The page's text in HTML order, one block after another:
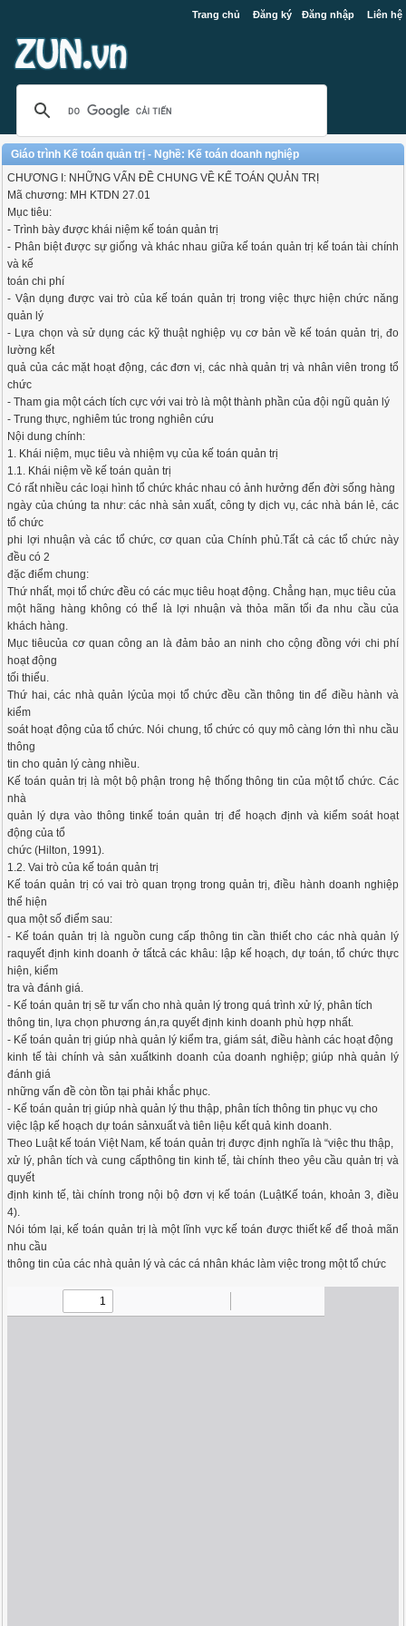
Trang chủ Đăng ký Đăng nhập Liên hệ
Giáo trình Kế toán quản trị - Nghề: Kế toán doanh nghiệp
CHƯƠNG I: NHỮNG VẤN ĐỀ CHUNG VỀ KẾ TOÁN QUẢN TRỊ
Mã chương: MH KTDN 27.01
Mục tiêu:
- Trình bày được khái niệm kế toán quản trị
- Phân biệt được sự giống và khác nhau giữa kế toán quản trị kế toán tài chính
và kế
toán chi phí
- Vận dụng được vai trò của kế toán quản trị trong việc thực hiện chức năng
quản lý
- Lựa chọn và sử dụng các kỹ thuật nghiệp vụ cơ bản về kế toán quản trị, đo
lường kết
quả của các mặt hoạt động, các đơn vị, các nhà quản trị và nhân viên trong tổ
chức
- Tham gia một cách tích cực với vai trò là một thành phần của đội ngũ quản lý
- Trung thực, nghiêm túc trong nghiên cứu
Nội dung chính:
1. Khái niệm, mục tiêu và nhiệm vụ của kế toán quản trị
1.1. Khái niệm về kế toán quản trị
Có rất nhiều các loại hình tổ chức khác nhau có ảnh hưởng đến đời sống hàng
ngày của chúng ta như: các nhà sản xuất, công ty dịch vụ, các nhà bán lẻ, các
tổ chức
phi lợi nhuận và các tổ chức, cơ quan của Chính phủ.Tất cả các tổ chức này
đều có 2
đặc điểm chung:
Thứ nhất, mọi tổ chức đều có các mục tiêu hoạt động. Chẳng hạn, mục tiêu của
một hãng hàng không có thể là lợi nhuận và thỏa mãn tối đa nhu cầu của
khách hàng.
Mục tiêucủa cơ quan công an là đảm bảo an ninh cho cộng đồng với chi phí
hoạt động
tối thiểu.
Thứ hai, các nhà quản lýcủa mọi tổ chức đều cần thông tin để điều hành và
kiểm
soát hoạt động của tổ chức. Nói chung, tổ chức có quy mô càng lớn thì nhu cầu
thông
tin cho quản lý càng nhiều.
Kế toán quản trị là một bộ phận trong hệ thống thông tin của một tổ chức. Các
nhà
quản lý dựa vào thông tinkế toán quản trị để hoạch định và kiểm soát hoạt
động của tổ
chức (Hilton, 1991).
1.2. Vai trò của kế toán quản trị
Kế toán quản trị có vai trò quan trọng trong quản trị, điều hành doanh nghiệp
thể hiện
qua một số điểm sau:
- Kế toán quản trị là nguồn cung cấp thông tin cần thiết cho các nhà quản lý
raquyết định kinh doanh ở tấtcả các khâu: lập kế hoạch, dự toán, tổ chức thực
hiện, kiểm
tra và đánh giá.
- Kế toán quản trị sẽ tư vấn cho nhà quản lý trong quá trình xử lý, phân tích
thông tin, lựa chọn phương án,ra quyết định kinh doanh phù hợp nhất.
- Kế toán quản trị giúp nhà quản lý kiểm tra, giám sát, điều hành các hoạt động
kinh tế tài chính và sản xuấtkinh doanh của doanh nghiệp; giúp nhà quản lý
đánh giá
những vấn đề còn tồn tại phải khắc phục.
- Kế toán quản trị giúp nhà quản lý thu thập, phân tích thông tin phục vụ cho
việc lập kế hoạch dự toán sảnxuất và tiên liệu kết quả kinh doanh.
Theo Luật kế toán Việt Nam, kế toán quản trị được định nghĩa là “việc thu thập,
xử lý, phân tích và cung cấpthông tin kinh tế, tài chính theo yêu cầu quản trị và
quyết
định kinh tế, tài chính trong nội bộ đơn vị kế toán (LuậtKế toán, khoản 3, điều
4).
Nói tóm lại, kế toán quản trị là một lĩnh vực kế toán được thiết kế để thoả mãn
nhu cầu
thông tin của các nhà quản lý và các cá nhân khác làm việc trong một tổ chức